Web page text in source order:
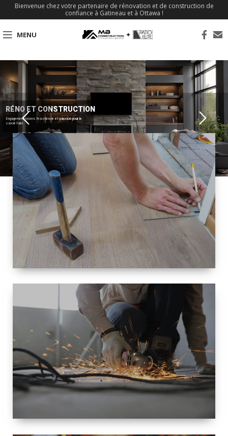
Bienvenue chez votre partenaire de rénovation et de construction de
confiance à Gatineau et à Ottawa !
MENU
Engagement envers l'excellence et passion pour le
savoir-faire
RÉNO ET CONSTRUCTION
TAILLE
PETITE À
GRANDE
RÉNOVATION